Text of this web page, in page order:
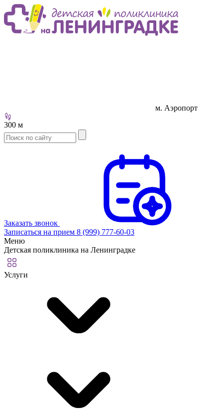
м. Аэропорт
300 м
Заказать звонок
Записаться на прием 8 (999) 777-60-03
Меню
Детская поликлиника на Ленинградке
Услуги